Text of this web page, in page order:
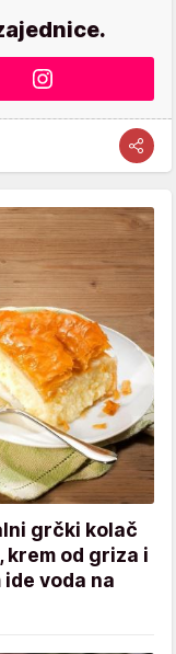
grčki kolač
od griza i
voda na